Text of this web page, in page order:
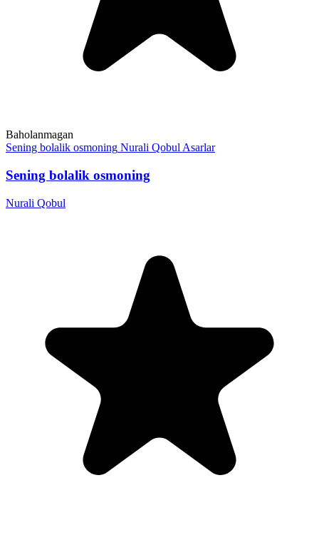
Baholanmagan
Sening bolalik osmoning Nurali QobulAsarlar
Sening bolalik osmoning
Nurali Qobul